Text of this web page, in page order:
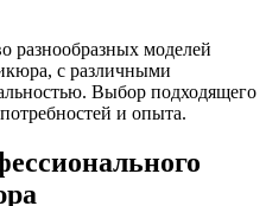
разнообразных моделей
с различными
Выбор подходящего
и опыта.